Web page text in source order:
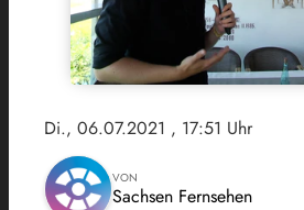
Di., 06.07.2021 , 17:51 Uhr
VON
Sachsen Fernsehen